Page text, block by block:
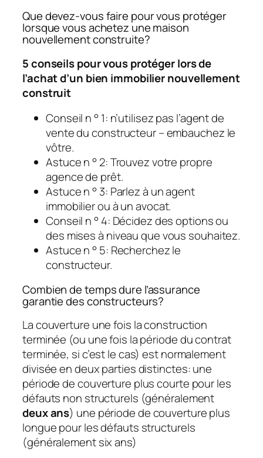
Que devez-vous faire pour vous protéger
lorsque vous achetez une maison
nouvellement construite?
5 conseils pour vous protéger lors de
l’achat d’un bien immobilier nouvellement
construit
Conseil n ° 1: n’utilisez pas l’agent de
vente du constructeur – embauchez le
vôtre.
Astuce n ° 2: Trouvez votre propre
agence de prêt.
Astuce n ° 3: Parlez à un agent
immobilier ou à un avocat.
Conseil n ° 4: Décidez des options ou
des mises à niveau que vous souhaitez.
Astuce n ° 5: Recherchez le
constructeur.
Combien de temps dure l’assurance
garantie des constructeurs?
La couverture une fois la construction
terminée (ou une fois la période du contrat
terminée, si c’est le cas) est normalement
divisée en deux parties distinctes: une
période de couverture plus courte pour les
défauts non structurels (généralement
deux ans) une période de couverture plus
longue pour les défauts structurels
(généralement six ans)